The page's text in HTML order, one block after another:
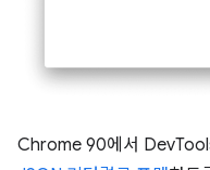
Chrome 90에서